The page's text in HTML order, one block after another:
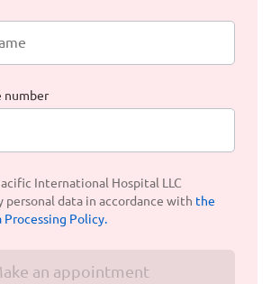
number
International Hospital LLC
personal data in accordance with the
Processing Policy.
an appointment